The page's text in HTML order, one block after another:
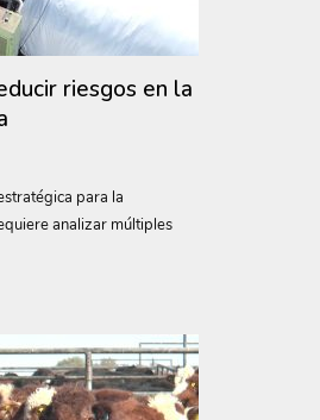
riesgos en la
para la
analizar múltiples